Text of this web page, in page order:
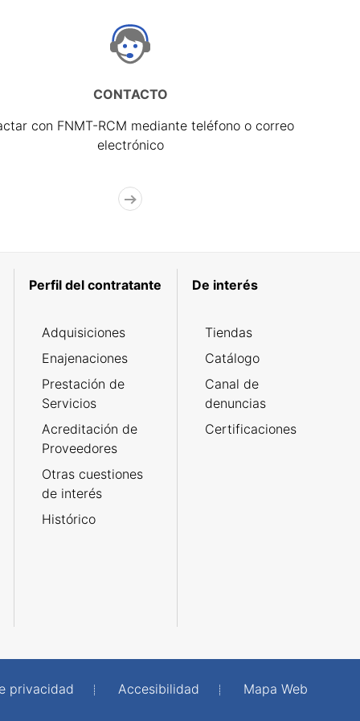
CONTACTO
con FNMT-RCM mediante teléfono o correo
electrónico
Perfil del contratante
Adquisiciones
Enajenaciones
Prestación de
Servicios
Acreditación de
Proveedores
Otras cuestiones
de interés
Histórico
De interés
Tiendas
Catálogo
Canal de
denuncias
Certificaciones
privacidad Accesibilidad Mapa Web